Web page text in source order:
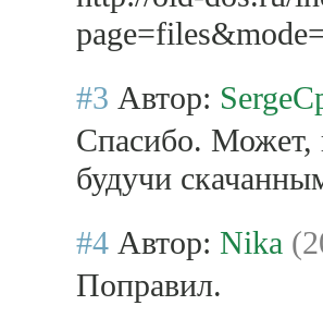
#3 Автор:
Спасибо. Может,
будучи
#4 Автор: Nika
Поправил.